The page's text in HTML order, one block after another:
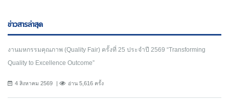
ข่าวสารล่าสุด
งานมหกรรมคุณภาพ (Quality Fair) ครั้งที่ 25 ประจำปี 2569 “Transforming
Quality to Excellence Outcome”
4 สิงหาคม 2569 อ่าน 5,616 ครั้ง